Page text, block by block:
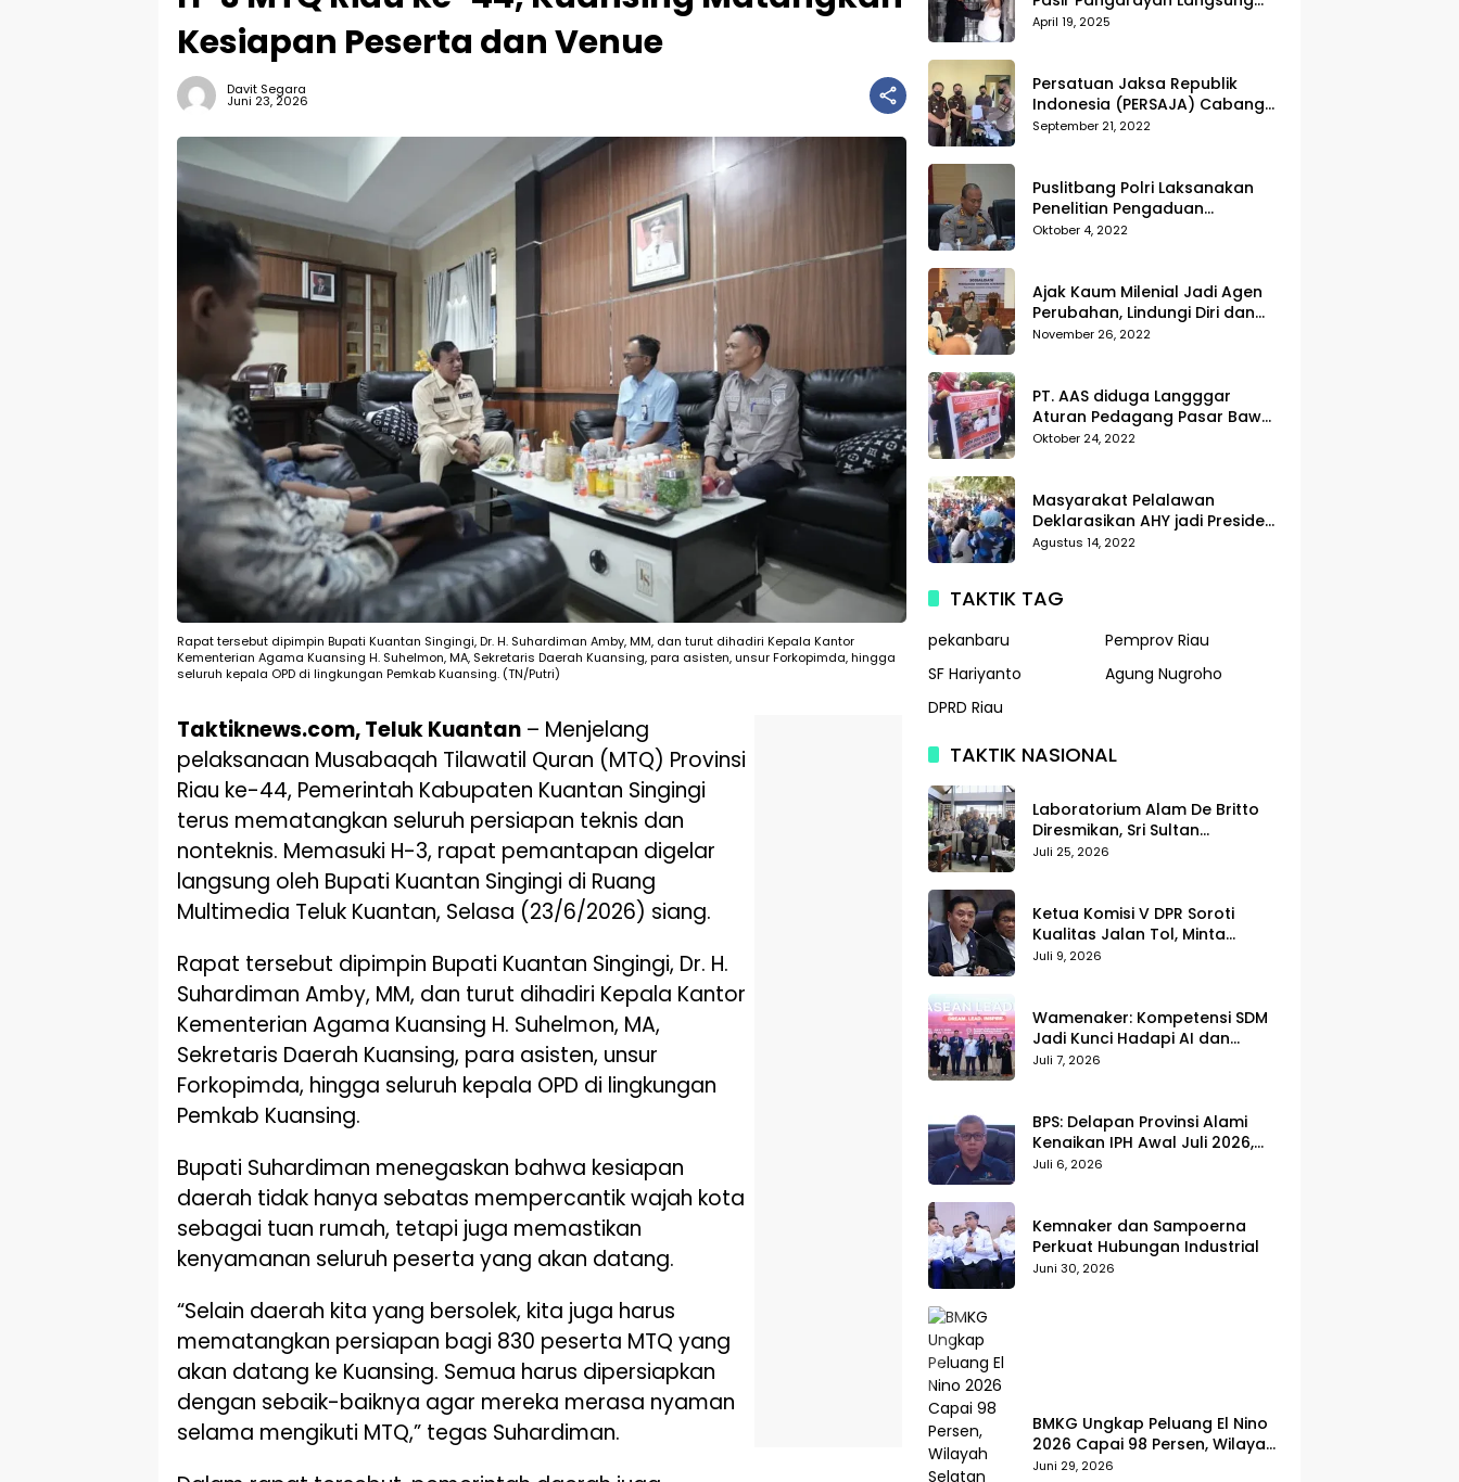
Kesiapan Peserta dan Venue
Davit Segara
Juni 23, 2026
Rapat tersebut dipimpin Bupati Kuantan Singingi, Dr. H. Suhardiman Amby, MM, dan turut dihadiri Kepala Kantor
Kementerian Agama Kuansing H. Suhelmon, MA, Sekretaris Daerah Kuansing, para asisten, unsur Forkopimda, hingga
seluruh kepala OPD di lingkungan Pemkab Kuansing. (TN/Putri)
Taktiknews.com, Teluk Kuantan – Menjelang
pelaksanaan Musabaqah Tilawatil Quran (MTQ) Provinsi
Riau ke-44, Pemerintah Kabupaten Kuantan Singingi
terus mematangkan seluruh persiapan teknis dan
nonteknis. Memasuki H-3, rapat pemantapan digelar
langsung oleh Bupati Kuantan Singingi di Ruang
Multimedia Teluk Kuantan, Selasa (23/6/2026) siang.
Rapat tersebut dipimpin Bupati Kuantan Singingi, Dr. H.
Suhardiman Amby, MM, dan turut dihadiri Kepala Kantor
Kementerian Agama Kuansing H. Suhelmon, MA,
Sekretaris Daerah Kuansing, para asisten, unsur
Forkopimda, hingga seluruh kepala OPD di lingkungan
Pemkab Kuansing.
Bupati Suhardiman menegaskan bahwa kesiapan
daerah tidak hanya sebatas mempercantik wajah kota
sebagai tuan rumah, tetapi juga memastikan
kenyamanan seluruh peserta yang akan datang.
“Selain daerah kita yang bersolek, kita juga harus
mematangkan persiapan bagi 830 peserta MTQ yang
akan datang ke Kuansing. Semua harus dipersiapkan
dengan sebaik-baiknya agar mereka merasa nyaman
selama mengikuti MTQ,” tegas Suhardiman.
Musnahkan Hasil Temuan
April 19, 2025
Persatuan Jaksa Republik
Indonesia (PERSAJA) Cabang
Kejaksaan Negeri Tanggamus
September 21, 2022
Puslitbang Polri Laksanakan
Penelitian Pengaduan
Masyarakat (Dumas) Guna
Oktober 4, 2022
Ajak Kaum Milenial Jadi Agen
Perubahan, Lindungi Diri dan
Sekitar dari Kekerasan
November 26, 2022
PT. AAS diduga Langggar
Aturan Pedagang Pasar Bawah
Geruduk Kantor DPRD
Oktober 24, 2022
Masyarakat Pelalawan
Deklarasikan AHY jadi Presiden
dalam Gerak Jalan Santai
Agustus 14, 2022
TAKTIK TAG
pekanbaru
Pemprov Riau
SF Hariyanto
Agung Nugroho
DPRD Riau
TAKTIK NASIONAL
Laboratorium Alam De Britto
Diresmikan, Sri Sultan
Tegaskan Pendidikan Harus
Juli 25, 2026
Ketua Komisi V DPR Soroti
Kualitas Jalan Tol, Minta
Standar Pelayanan Diperketat
Juli 9, 2026
Wamenaker: Kompetensi SDM
Jadi Kunci Hadapi AI dan
Transformasi Dunia Kerja
Juli 7, 2026
BPS: Delapan Provinsi Alami
Kenaikan IPH Awal Juli 2026,
Cabai Merah dan Beras Jadi
Juli 6, 2026
Kemnaker dan Sampoerna
Perkuat Hubungan Industrial
Juni 30, 2026
BMKG Ungkap Peluang El Nino
2026 Capai 98 Persen, Wilayah
Selatan Indonesia Paling
Juni 29, 2026